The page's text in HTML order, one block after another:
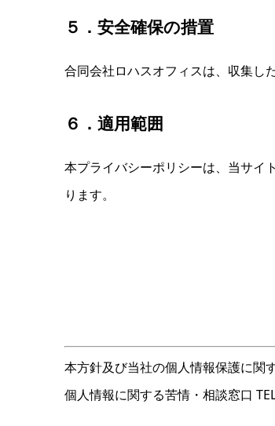
５．安全確保の措置
合同会社ロハスオフィスは、収集し
６．適用範囲
本プライバシーポリシーは、当サイ
ります。
本方針及び当社の個人情報保護に関
個人情報に関する苦情・相談窓口